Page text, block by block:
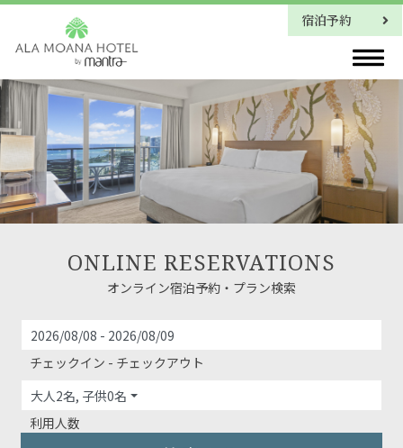
宿泊予約
ワイキキタワー・1ベッドルーム・オーシャンビュースイート
ONLINE RESERVATIONS
オンライン宿泊予約・プラン検索
チェックイン - チェックアウト
大人2名, 子供0名
利用人数